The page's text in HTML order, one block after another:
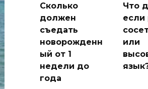
Сколько
должен
съедать
новорожденн
ый от 1
недели до
года
Что
если
или